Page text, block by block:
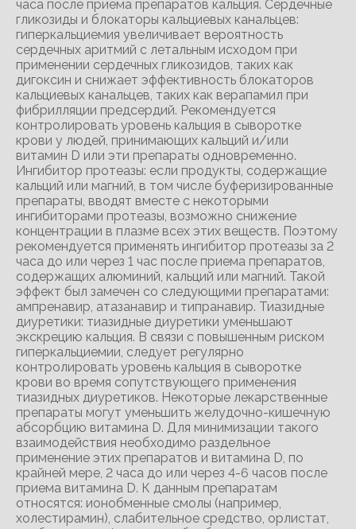
часа после приема препаратов кальция. Сердечные
гликозиды и блокаторы кальциевых канальцев:
гиперкальциемия увеличивает вероятность
сердечных аритмий с летальным исходом при
применении сердечных гликозидов, таких как
дигоксин и снижает эффективность блокаторов
кальциевых канальцев, таких как верапамил при
фибрилляции предсердий. Рекомендуется
контролировать уровень кальция в сыворотке
крови у людей, принимающих кальций и/или
витамин D или эти препараты одновременно.
Ингибитор протеазы: если продукты, содержащие
кальций или магний, в том числе буферизированные
препараты, вводят вместе с некоторыми
ингибиторами протеазы, возможно снижение
концентрации в плазме всех этих веществ. Поэтому
рекомендуется применять ингибитор протеазы за 2
часа до или через 1 час после приема препаратов,
содержащих алюминий, кальций или магний. Такой
эффект был замечен со следующими препаратами:
ампренавир, атазанавир и типранавир. Тиазидные
диуретики: тиазидные диуретики уменьшают
экскрецию кальция. В связи с повышенным риском
гиперкальциемии, следует регулярно
контролировать уровень кальция в сыворотке
крови во время сопутствующего применения
тиазидных диуретиков. Некоторые лекарственные
препараты могут уменьшить желудочно-кишечную
абсорбцию витамина D. Для минимизации такого
взаимодействия необходимо раздельное
применение этих препаратов и витамина D, по
крайней мере, 2 часа до или через 4-6 часов после
приема витамина D. К данным препаратам
относятся: ионобменные смолы (например,
холестирамин), слабительное средство, орлистат,